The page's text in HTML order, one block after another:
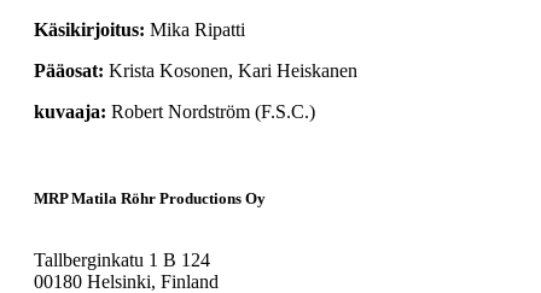
Mika Ripatti
Krista Kosonen, Kari Heiskanen
Robert Nordström (F.S.C.)
MRP Matila Röhr Productions Oy
Tallberginkatu 1 B 124
00180 Helsinki, Finland